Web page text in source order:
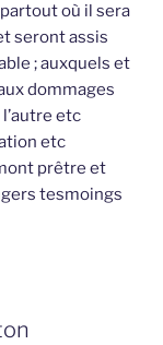
où il sera
seront assis
; auxquels et
dommages
etc
etc
prêtre et
tesmoings